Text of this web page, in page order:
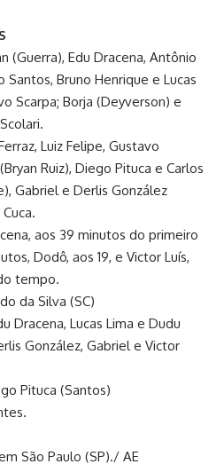
(Guerra), Edu Dracena, Antônio
Santos, Bruno Henrique e Lucas
Scarpa; Borja (Deyverson) e
Luiz Felipe, Gustavo
Ruiz), Diego Pituca e Carlos
Gabriel e Derlis González
Cuca.
aos 39 minutos do primeiro
Dodô, aos 19, e Victor Luís,
tempo.
da Silva (SC)
Dracena, Lucas Lima e Dudu
González, Gabriel e Victor
Pituca (Santos)
São Paulo (SP)./ AE